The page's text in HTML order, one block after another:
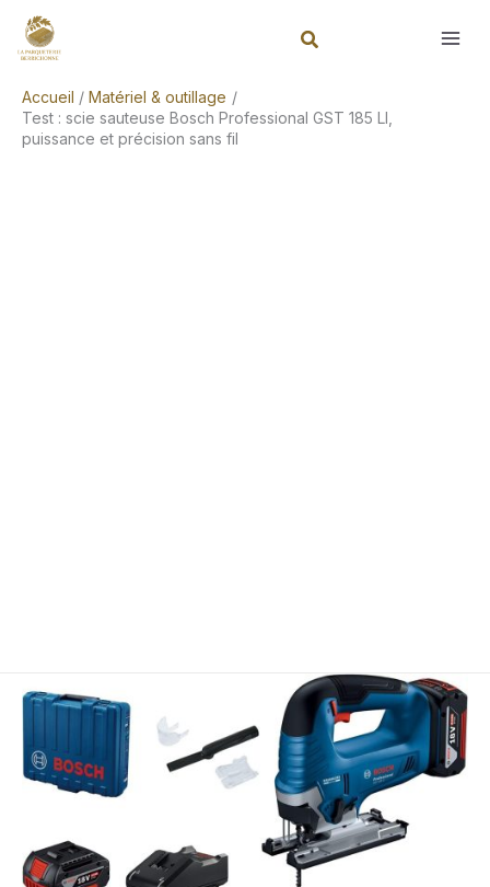
Accueil
Matériel & outillage
Test : scie sauteuse Bosch Professional GST 185 LI,
puissance et précision sans fil
Rechercher